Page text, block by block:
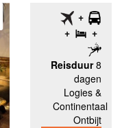
Reisduur8
dagen
Logies &
Continentaal
Ontbijt